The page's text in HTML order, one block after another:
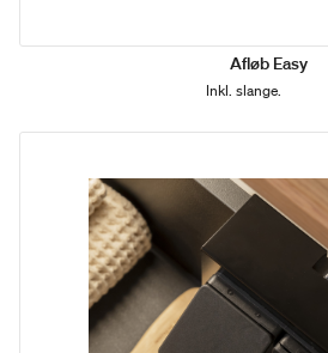
Afløb Easy
Inkl. slange.